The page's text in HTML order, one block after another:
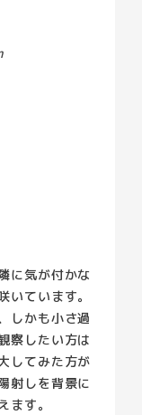
に気が付かな
いています。
しかも小さ過
察したい方は
してみた方が
射しを背景に
ます。